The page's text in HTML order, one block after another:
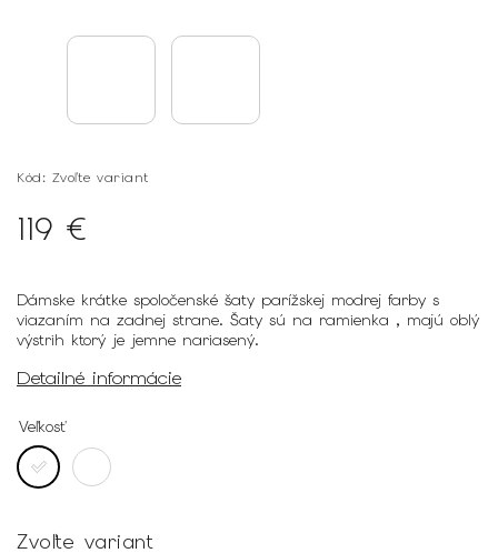
Kód: Zvoľte variant
119 €
Dámske krátke spoločenské šaty parížskej modrej farby s
viazaním na zadnej strane. Šaty sú na ramienka , majú oblý
výstrih ktorý je jemne nariasený.
Detailné informácie
Veľkosť
Zvoľte variant